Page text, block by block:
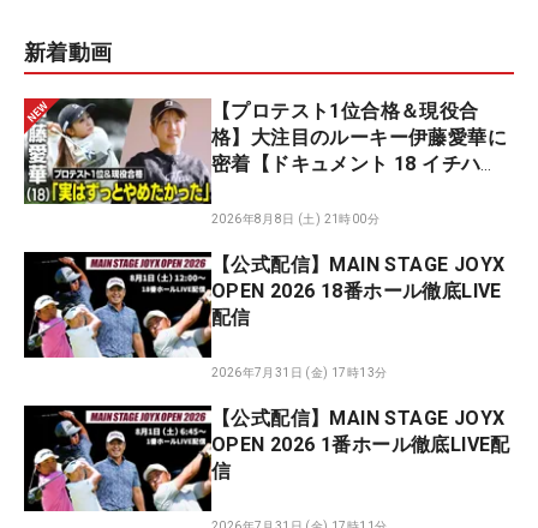
新着動画
【プロテスト1位合格＆現役合
格】大注目のルーキー伊藤愛華に
密着【ドキュメント 18 イチハ
2026年8月8日 (土) 21時00分
【公式配信】MAIN STAGE JOYX
OPEN 2026 18番ホール徹底LIVE
配信
2026年7月31日 (金) 17時13分
【公式配信】MAIN STAGE JOYX
OPEN 2026 1番ホール徹底LIVE配
信